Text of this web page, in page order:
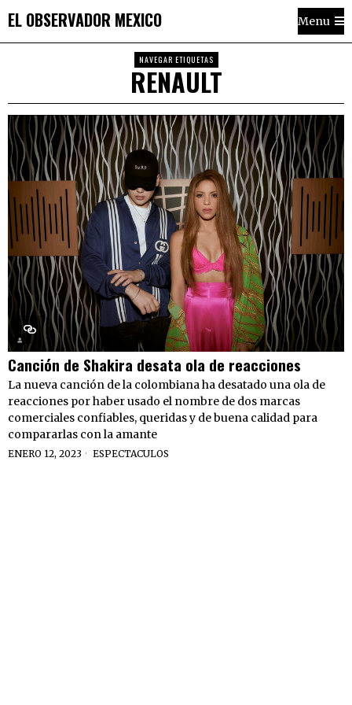
EL OBSERVADOR MEXICO Menu
NAVEGAR ETIQUETAS
RENAULT
Canción de Shakira desata ola de reacciones
La nueva canción de la colombiana ha desatado una ola de
reacciones por haber usado el nombre de dos marcas
comerciales confiables, queridas y de buena calidad para
compararlas con la amante
ENERO 12, 2023 ESPECTACULOS